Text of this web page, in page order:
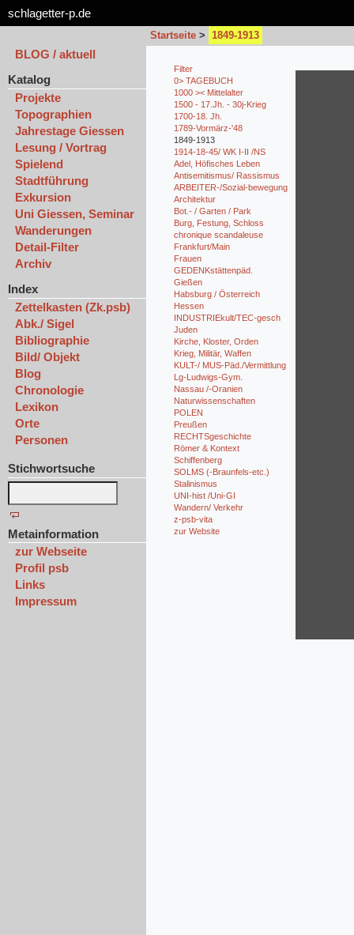
schlagetter-p.de
Startseite > 1849-1913
BLOG / aktuell
Katalog
Projekte
Topographien
Jahrestage Giessen
Lesung / Vortrag
Spielend
Stadtführung
Exkursion
Uni Giessen, Seminar
Wanderungen
Detail-Filter
Archiv
Index
Zettelkasten (Zk.psb)
Abk./ Sigel
Bibliographie
Bild/ Objekt
Blog
Chronologie
Lexikon
Orte
Personen
Stichwortsuche
Metainformation
zur Webseite
Profil psb
Links
Impressum
Filter
0> TAGEBUCH
1000 >< Mittelalter
1500 - 17.Jh. - 30j-Krieg
1700-18. Jh.
1789-Vormärz-'48
1849-1913
1914-18-45/ WK I-II /NS
Adel, Höfisches Leben
Antisemitismus/ Rassismus
ARBEITER-/Sozial-bewegung
Architektur
Bot.- / Garten / Park
Burg, Festung, Schloss
chronique scandaleuse
Frankfurt/Main
Frauen
GEDENKstättenpäd.
Gießen
Habsburg / Österreich
Hessen
INDUSTRIEkult/TEC-gesch
Juden
Kirche, Kloster, Orden
Krieg, Militär, Waffen
KULT-/ MUS-Päd./Vermittlung
Lg-Ludwigs-Gym.
Nassau /-Oranien
Naturwissenschaften
POLEN
Preußen
RECHTSgeschichte
Römer & Kontext
Schiffenberg
SOLMS (-Braunfels-etc.)
Stalinismus
UNI-hist /Uni-GI
Wandern/ Verkehr
z-psb-vita
zur Website